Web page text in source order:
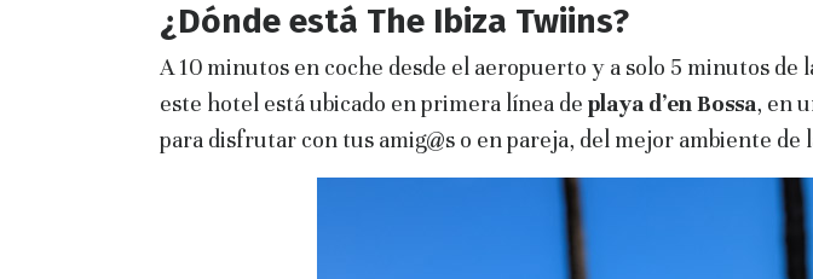
¿Dónde está The Ibiza Twiins?
A 10 minutos en coche desde el aeropuerto y a solo 5 minutos de
este hotel está ubicado en primera línea de playa d’en Bossa, en
para disfrutar con tus amig@s o en pareja, del mejor ambiente de